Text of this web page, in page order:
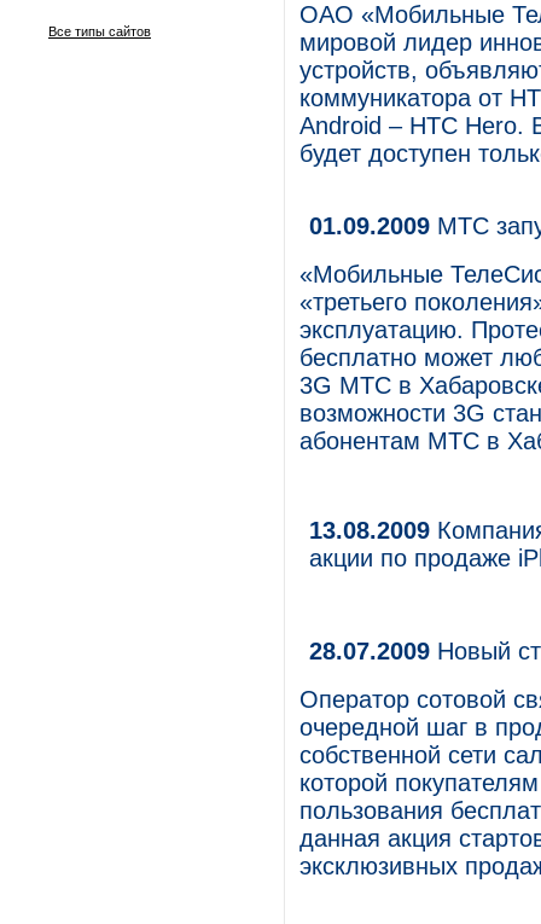
Все типы сайтов
ОАО «Мобильные
мировой лидер
устройств,
коммуникатора от
Android – HTC Hero.
будет доступен
01.09.2009 МТС
«Мобильные
«третьего
эксплуатацию.
бесплатно может
3G МТС в
возможности 3G
абонентам МТС в
13.08.2009
акции по продаже
28.07.2009 Новый
Оператор сотовой
очередной шаг в
собственной сети
которой
пользования
данная акция
эксклюзивных